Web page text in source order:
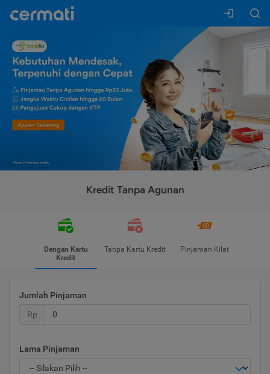
Kredit Tanpa Agunan
Dengan Kartu
Kredit
Tanpa Kartu Kredit Pinjaman Kilat
Jumlah Pinjaman
Rp
Lama Pinjaman